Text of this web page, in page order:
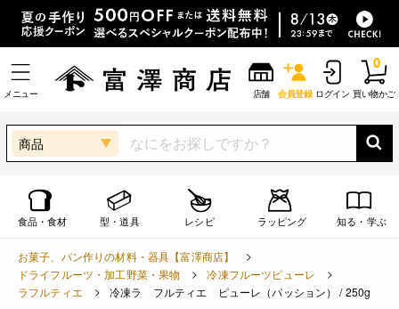
メニュー 店舗 会員登録 ログイン 買い物かご
0
商品
食品・食材 型・道具 レシピ ラッピング 知る・学ぶ
お菓子、パン作りの材料・器具【富澤商店】
ドライフルーツ・加工野菜・果物
冷凍フルーツピューレ
ラフルティエ
冷凍ラ フルティエ ピューレ（パッション） / 250g